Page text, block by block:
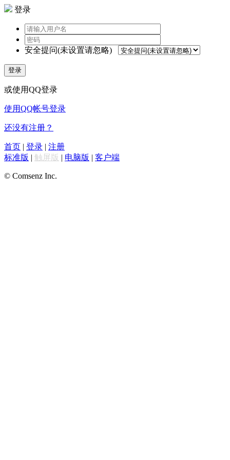
登录
安全提问(未设置请忽略)
登录
或使用QQ登录
使用QQ帐号登录
还没有注册？
首页 | 登录 | 注册
标准版 | 触屏版 | 电脑版 | 客户端
© Comsenz Inc.